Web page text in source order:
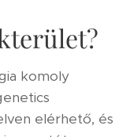
komoly
elérhető, és